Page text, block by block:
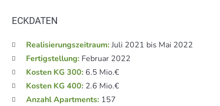
ECKDATEN
Realisierungszeitraum:Juli 2021 bis Mai 2022
Fertigstellung: Februar 2022
Kosten KG 300:6.5 Mio.€
Kosten KG 400: 2.6 Mio.€
Anzahl Apartments: 157